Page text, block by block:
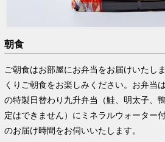
朝食
ご朝食はお部屋にお弁当をお届けいたし
くりご朝食をお楽しみください。お弁当
の特製日替わり九升弁当（鮭、明太子、
定はできません）にミネラルウォーター
のお届け時間をお伺いいたします。